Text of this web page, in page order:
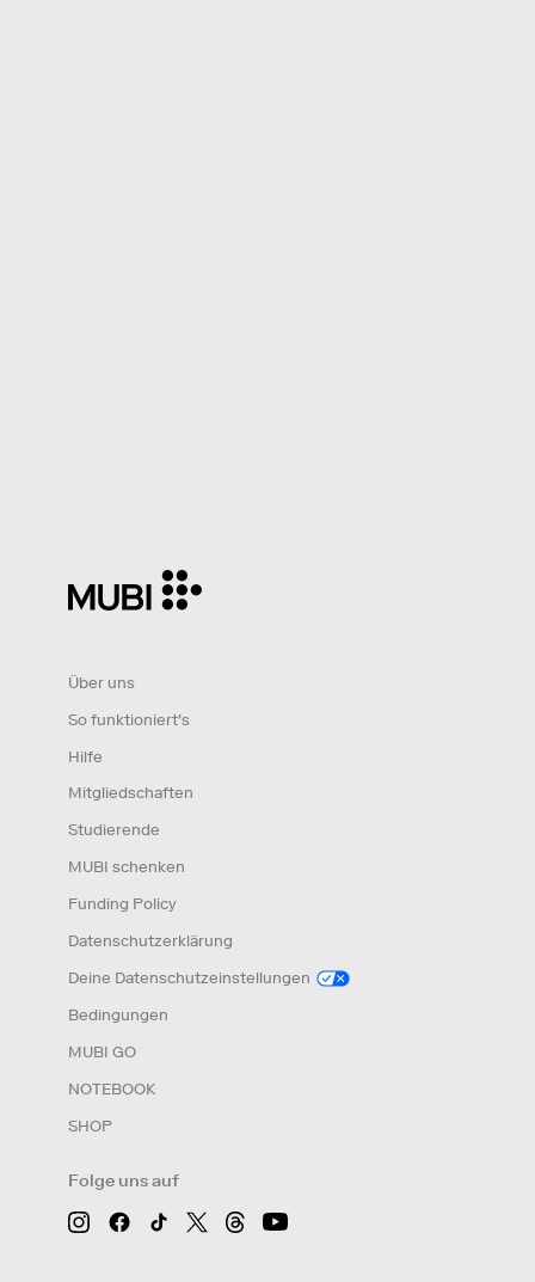
Folge uns auf
Über uns
So funktioniert's
Hilfe
Mitgliedschaften
Studierende
MUBI schenken
Funding Policy
Datenschutzerklärung
Deine Datenschutzeinstellungen
Bedingungen
MUBI GO
NOTEBOOK
SHOP